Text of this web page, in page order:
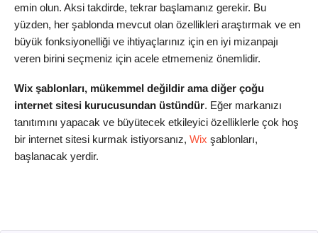
emin olun. Aksi takdirde, tekrar başlamanız gerekir. Bu
yüzden, her şablonda mevcut olan özellikleri araştırmak ve en
büyük fonksiyonelliği ve ihtiyaçlarınız için en iyi mizanpajı
veren birini seçmeniz için acele etmemeniz önemlidir.
Wix şablonları, mükemmel değildir ama diğer çoğu
internet sitesi kurucusundan üstündür. Eğer markanızı
tanıtımını yapacak ve büyütecek etkileyici özelliklerle çok hoş
bir internet sitesi kurmak istiyorsanız, Wix şablonları,
başlanacak yerdir.